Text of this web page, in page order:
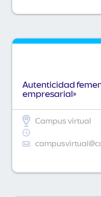
Autenticidad
empresarial»
Campus virtual